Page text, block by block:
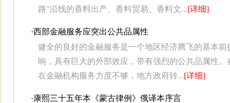
路"沿线的香料出产、香料贸易、香料文...[详细]
·西部金融服务应突出公共品属性
健全的良好的金融服务是一个地区经济腾飞的基本
响，具有巨大的外部效应，带有强烈的公共品属性
在金融机构服务力度不够，地方政府转...[详细]
·康熙三十五年本《蒙古律例》俄译本序言